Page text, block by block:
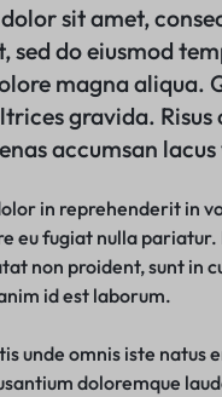
sit amet,
sed do eiusmod
magna aliqua.
gravida.
accumsan
in reprehenderit in
eu fugiat nulla
non proident, sunt in
id est laborum.
unde omnis iste natus
doloremque